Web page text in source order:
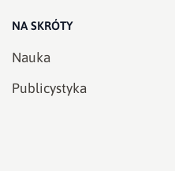
NA SKRÓTY
Nauka
Publicystyka